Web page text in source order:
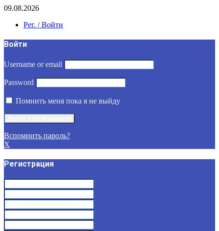
09.08.2026
Рег. / Войти
Войти
Username or email
Password
Помнить меня пока я не выйду
Вспомнить пароль?
X
Регистрация